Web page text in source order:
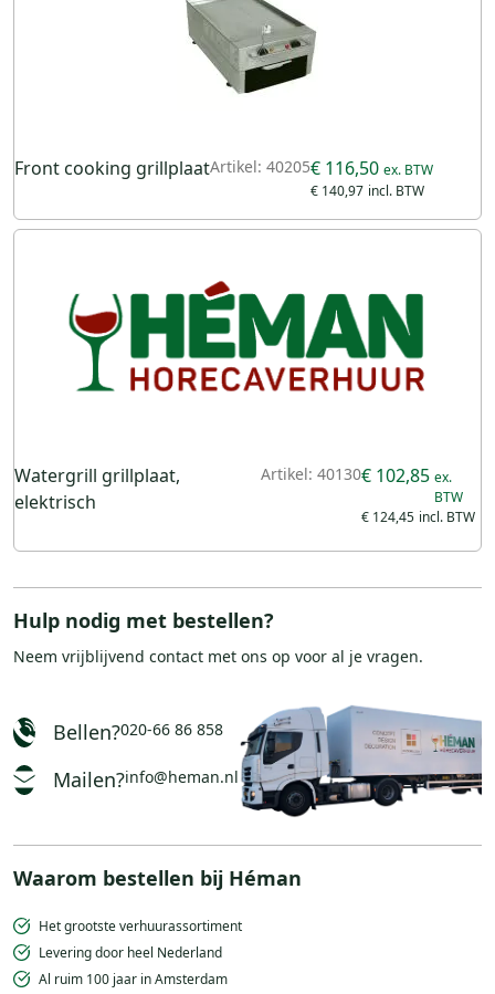
Front cooking grillplaatArtikel: 40205
€ 140,97
€ 116,50
Watergrill grillplaat,
elektrisch
Artikel: 40130
€ 124,45
€ 102,85
Hulp nodig met bestellen?
Neem vrijblijvend contact met ons op voor al je vragen.
Bellen?020-66 86 858
Mailen?info@heman.nl
Waarom bestellen bij Héman
Het grootste verhuurassortiment
Levering door heel Nederland
Al ruim 100 jaar in Amsterdam